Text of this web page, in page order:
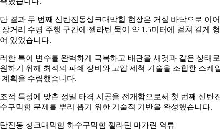
결과 두 번째 신탄진동싱크대막힘 현장은 거실 바닥으로 이
장거리 수평 주행 구간에 젤라틴 묵이 약 1.5미터에 걸쳐 길게
있었습니다.
한 특이 변수를 완벽하게 극복하고 배관을 새것과 같은 상태로
하기 위해 최적의 파쇄 장비와 고압 세척 기술을 조합한 스케
계획을 수립했습니다.
적 특성에 맞춘 정밀 타격 시공을 전개함으로써 첫 번째 신탄
구막힘 문제를 뿌리 뽑기 위한 기술적 기반을 완성했습니다.
진동 싱크대막힘 하수구막힘 젤라틴 마가린 역류